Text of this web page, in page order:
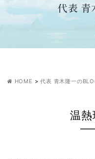
代表 青
HOME >代表 青木隆一の
温